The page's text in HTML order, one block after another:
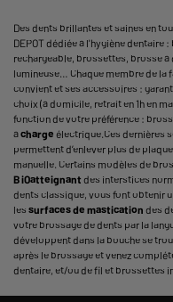
Des dents brillantes et saines en
DEPOT dédiée à l'hygiène dentaire
rechargeable, brossettes, brosse
lumineuse… Chaque membre de la
convient et ses accessoires :
choix (à domicile, retrait en 1h en
fonction de votre préférence :
àcharge électrique.Ces dernières
permettent d’enlever plus de
manuelle. Certains modèles de
B iOatteignant des interstices
dents classique, vous font obtenir
les surfaces de mastication des
votre brossage de dents par la
développent dans la bouche se
après le brossage et venez
dentaire, et/ou de fil et brossettes